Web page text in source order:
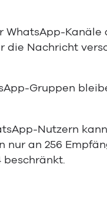
Kanäle
die Nachricht
Gruppen
Nutzern
an 256
beschränkt.